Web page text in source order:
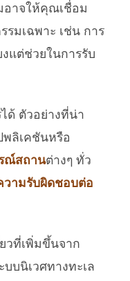
อาจให้คุณเชื่อม
มเฉพาะ เช่น การ
แต่ช่วยในการรับ
ด้ ตัวอย่างที่น่า
พลิเคชันหรือ
ณ์สถานต่างๆ ทั่ว
วามรับผิดชอบต่อ
วที่เพิ่มขึ้นจาก
บนิเวศทางทะเล